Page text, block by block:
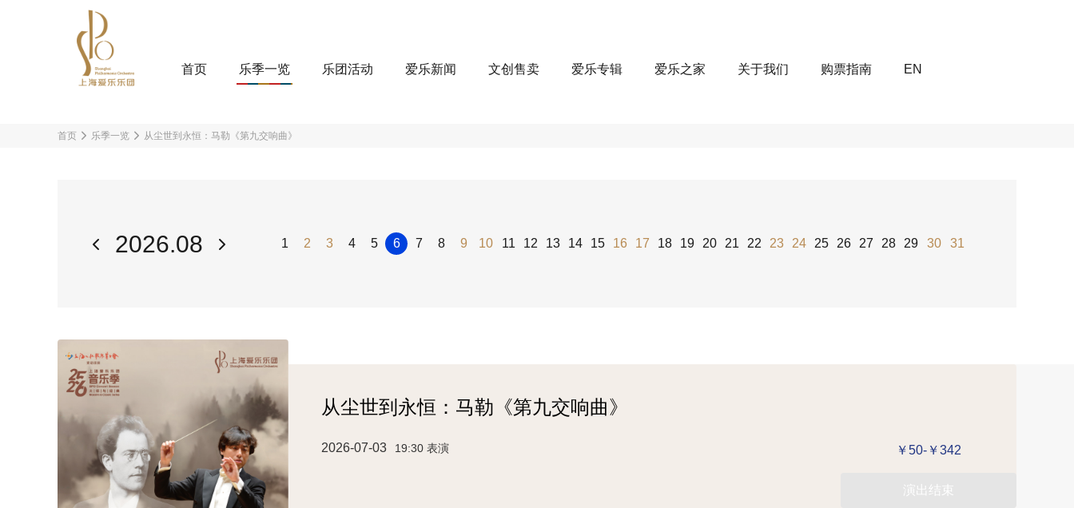
首页 乐季一览 乐团活动 爱乐新闻 文创售卖 爱乐专辑 爱乐之家 关于我们 购票指南 EN
首页 乐季一览 从尘世到永恒：马勒《第九交响曲》
2026.08 1 2 3 4 5 6 7 8 9 10 11 12 13 14 15 16 17 18 19 20 21 22 23 24 25 26 27 28 29 30 31
从尘世到永恒：马勒《第九交响曲》
2026-07-03 19:30 表演 ￥50-￥342
演出结束